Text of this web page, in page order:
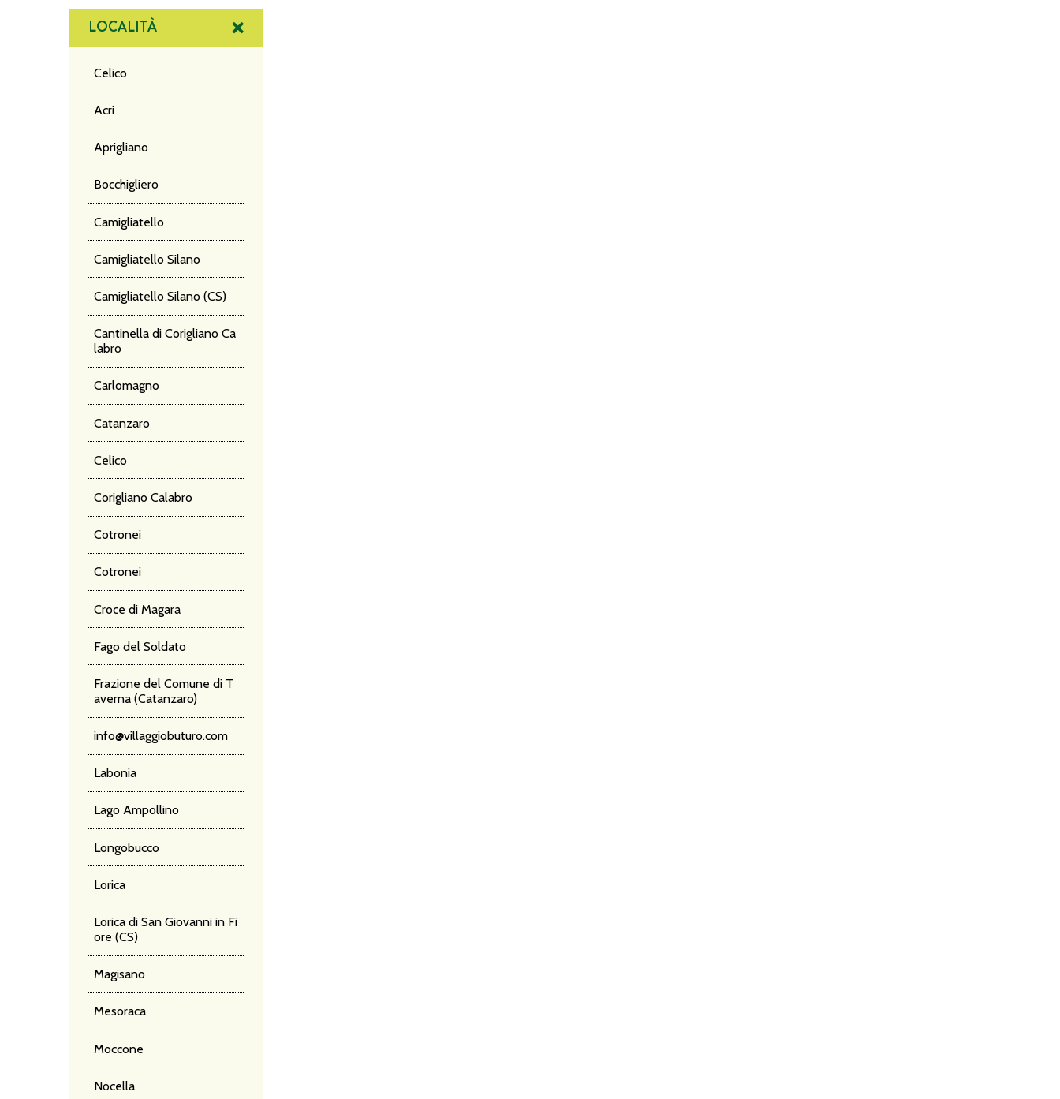
LOCALITÀ
Celico
Acri
Aprigliano
Bocchigliero
Camigliatello
Camigliatello Silano
Camigliatello Silano (CS)
Cantinella di Corigliano Ca
labro
Carlomagno
Catanzaro
Celico
Corigliano Calabro
Cotronei
Cotronei
Croce di Magara
Fago del Soldato
Frazione del Comune di T
averna (Catanzaro)
info@villaggiobuturo.com
Labonia
Lago Ampollino
Longobucco
Lorica
Lorica di San Giovanni in Fi
ore (CS)
Magisano
Mesoraca
Moccone
Nocella